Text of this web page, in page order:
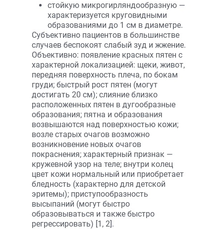
стойкую микрогирляндообразную —
характеризуется круговидными
образованиями до 1 см в диаметре.
Субъективно пациентов в большинстве
случаев беспокоят слабый зуд и жжение.
Объективно: появление красных пятен с
характерной локализацией: щеки, живот,
передняя поверхность плеча, по бокам
груди; быстрый рост пятен (могут
достигать 20 см); слияние близко
расположенных пятен в дуго­образные
образования; пятна и образования
возвышаются над поверхностью кожи;
возле старых очагов возможно
возникновение новых очагов
покраснения; характерный признак —
кружевной узор на теле; внутри колец
цвет кожи нормальный или приобретает
бледность (характерно для детской
эритемы); приступообразность
высыпаний (могут быстро
образовываться и также быстро
регрессировать) [1, 2].